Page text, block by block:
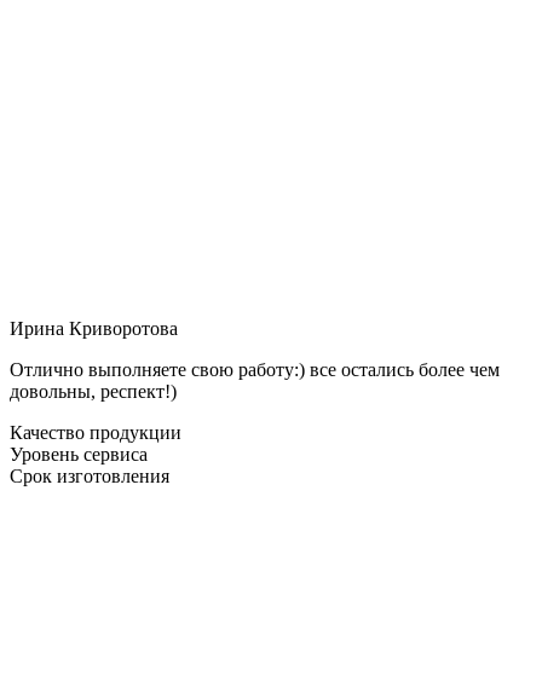
Ирина Криворотова
Отлично выполняете свою работу:) все остались более чем
довольны, респект!)
Качество продукции
Уровень сервиса
Срок изготовления